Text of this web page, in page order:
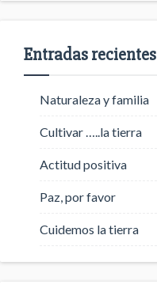
Entradas recientes
Naturaleza y familia
Cultivar …..la tierra
Actitud positiva
Paz, por favor
Cuidemos la tierra